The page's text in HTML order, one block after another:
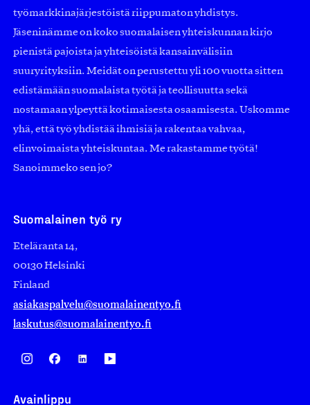
työmarkkinajärjestöistä riippumaton yhdistys.
Jäseninämme on koko suomalaisen yhteiskunnan kirjo
pienistä pajoista ja yhteisöistä kansainvälisiin
suuryrityksiin. Meidät on perustettu yli 100 vuotta sitten
edistämään suomalaista työtä ja teollisuutta sekä
nostamaan ylpeyttä kotimaisesta osaamisesta. Uskomme
yhä, että työ yhdistää ihmisiä ja rakentaa vahvaa,
elinvoimaista yhteiskuntaa. Me rakastamme työtä!
Sanoimmeko sen jo?
Suomalainen työ ry
Eteläranta 14,
00130 Helsinki
Finland
asiakaspalvelu@suomalainentyo.fi
laskutus@suomalainentyo.fi
Avainlippu